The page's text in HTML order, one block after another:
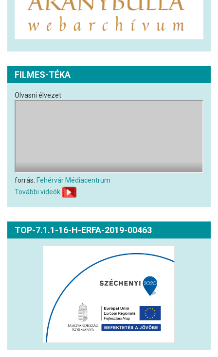
FILMES-TÉKA
Olvasni élvezet
forrás: Fehérvár Médiacentrum
További videók
TOP-7.1.1-16-H-ERFA-2019-00463